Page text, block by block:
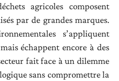
agricoles composent
par de grandes marques.
s’appliquent
échappent encore à des
fait face à un dilemme
sans compromettre la